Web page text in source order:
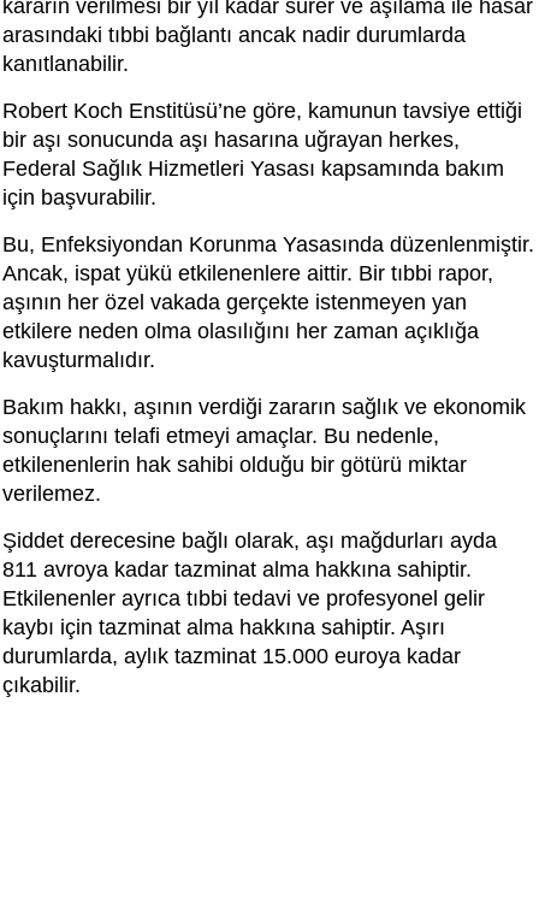
kararın verilmesi bir yıl kadar sürer ve aşılama ile hasar
arasındaki tıbbi bağlantı ancak nadir durumlarda
kanıtlanabilir.
Robert Koch Enstitüsü’ne göre, kamunun tavsiye ettiği
bir aşı sonucunda aşı hasarına uğrayan herkes,
Federal Sağlık Hizmetleri Yasası kapsamında bakım
için başvurabilir.
Bu, Enfeksiyondan Korunma Yasasında düzenlenmiştir.
Ancak, ispat yükü etkilenenlere aittir. Bir tıbbi rapor,
aşının her özel vakada gerçekte istenmeyen yan
etkilere neden olma olasılığını her zaman açıklığa
kavuşturmalıdır.
Bakım hakkı, aşının verdiği zararın sağlık ve ekonomik
sonuçlarını telafi etmeyi amaçlar. Bu nedenle,
etkilenenlerin hak sahibi olduğu bir götürü miktar
verilemez.
Şiddet derecesine bağlı olarak, aşı mağdurları ayda
811 avroya kadar tazminat alma hakkına sahiptir.
Etkilenenler ayrıca tıbbi tedavi ve profesyonel gelir
kaybı için tazminat alma hakkına sahiptir. Aşırı
durumlarda, aylık tazminat 15.000 euroya kadar
çıkabilir.